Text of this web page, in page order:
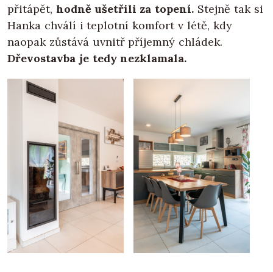
přitápět, hodně ušetřili za topení. Stejně tak si
Hanka chválí i teplotní komfort v létě, kdy
naopak zůstává uvnitř příjemný chládek.
Dřevostavba je tedy nezklamala.